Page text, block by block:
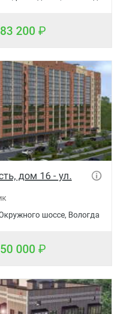
200
дом 16 - ул.
шоссе, Вологда
000